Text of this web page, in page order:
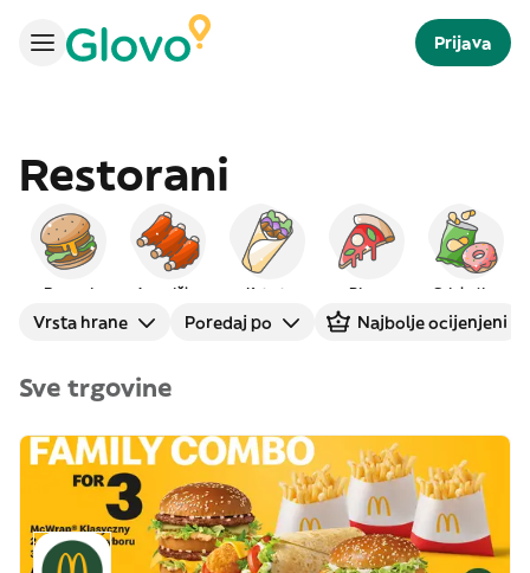
Prijava
Restorani
Burgeri Američka Kebab Pizza Grickalice
Vrsta hrane Poredaj po Najbolje ocijenjeni
Sve trgovine